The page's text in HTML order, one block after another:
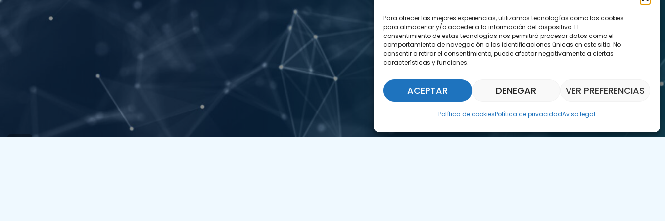
Para ofrecer las mejores experiencias, utilizamos tecnologías como las cookies
para almacenar y/o acceder a la información del dispositivo. El
consentimiento de estas tecnologías nos permitirá procesar datos como el
comportamiento de navegación o las identificaciones únicas en este sitio. No
consentir o retirar el consentimiento, puede afectar negativamente a ciertas
características y funciones.
ACEPTAR DENEGAR VER PREFERENCIAS
Política de cookiesPolítica de privacidadAviso legal